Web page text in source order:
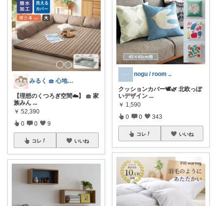
みるく 🧺 心地よい、上質な暮らしを
【理想のくつろぎ空間☁️】 🧺 家
族みん ...
￥ 52,390
0 0 9
コレ いいね
nogu / room ..
クッションカバー🕊️🌿 北欧っぽ
いデザイン ...
￥ 1,590
0 0 343
コレ いいね